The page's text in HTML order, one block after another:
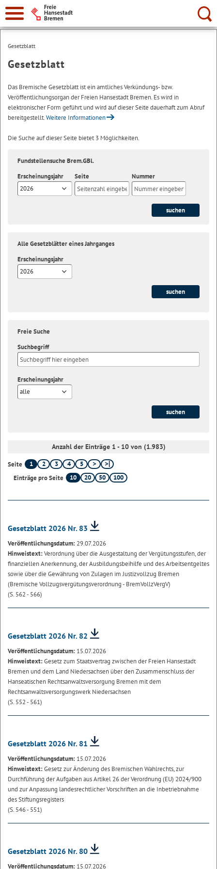
Suche:
Gesetzblatt
Gesetzblatt
Das Bremische Gesetzblatt ist ein amtliches Verkündungs- bzw.
Veröffentlichungsorgan der Freien Hansestadt Bremen. Es wird in
elektronischer Form geführt und wird auf dieser Seite dauerhaft zum Abruf
bereitgestellt.Weitere Informationen
Die Suche auf dieser Seite bietet 3 Möglichkeiten.
Fundstellensuche Brem.GBl.
Erscheinungsjahr
2026
Seite Nummer
Alle Gesetzblätter eines Jahrganges
Erscheinungsjahr
2026
Freie Suche
Suchbegriff
Erscheinungsjahr
alle
Anzahl der Einträge 1 - 10 von (1.983)
Seite 1 2 3 4
5
Einträge pro Seite
10 20 50 100
Gesetzblatt 2026 Nr. 83
Veröffentlichungsdatum: 29.07.2026
Hinweistext:Verordnung über die Ausgestaltung der Vergütungsstufen, der
finanziellen Anerkennung, der Ausbildungsbeihilfe und des Arbeitsentgeltes
sowie über die Gewährung von Zulagen im Justizvollzug Bremen
(Bremische Vollzugsvergütungsverordnung - BremVollzVergV)
(S. 562 - 566)
Gesetzblatt 2026 Nr. 82
Veröffentlichungsdatum: 15.07.2026
Hinweistext:Gesetz zum Staatsvertrag zwischen der Freien Hansestadt
Bremen und dem Land Niedersachsen über den Zusammenschluss der
Hanseatischen Rechtsanwaltsversorgung Bremen mit dem
Rechtsanwaltsversorgungswerk Niedersachsen
(S. 552 - 561)
Gesetzblatt 2026 Nr. 81
Veröffentlichungsdatum: 15.07.2026
Hinweistext:Gesetz zur Änderung des Bremischen Wahlrechts, zur
Durchführung der Aufgaben aus Artikel 26 der Verordnung (EU) 2024/900
und zur Anpassung landesrechtlicher Vorschriften an die Inbetriebnahme
des Stiftungsregisters
(S. 546 - 551)
Gesetzblatt 2026 Nr. 80
Veröffentlichungsdatum: 15.07.2026